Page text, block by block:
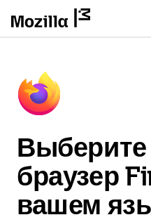
Выберите
браузер
вашем